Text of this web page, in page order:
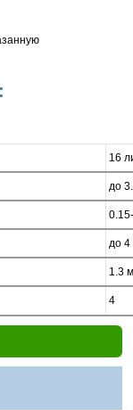
16
до
до 4
1.3
4